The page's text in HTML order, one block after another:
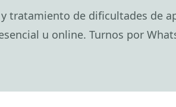
tratamiento de dificultades de
u online. Turnos por